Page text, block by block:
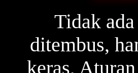
Tidak
ditembus,
keras,